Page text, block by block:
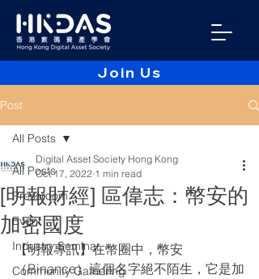
Join Us
Post
All Posts
Pressroom
Event
Industry Seminar
Community Gathering
All Posts
[明報財經] 區偉志：幣安的
加密國度
Digital Asset Society Hong Kong
Oct 17, 2022 1 min read
【明報專訊】在幣圈中，幣安
（Binance）這個名字絕不陌生，它是加